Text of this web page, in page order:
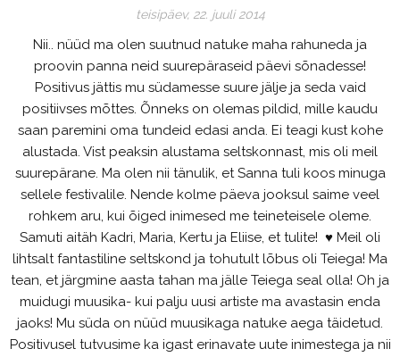
teisipäev, 22. juuli 2014
Nii.. nüüd ma olen suutnud natuke maha rahuneda ja
proovin panna neid suurepäraseid päevi sõnadesse!
Positivus jättis mu südamesse suure jälje ja seda vaid
positiivses mõttes. Õnneks on olemas pildid, mille kaudu
saan paremini oma tundeid edasi anda. Ei teagi kust kohe
alustada. Vist peaksin alustama seltskonnast, mis oli meil
suurepärane. Ma olen nii tänulik, et Sanna tuli koos minuga
sellele festivalile. Nende kolme päeva jooksul saime veel
rohkem aru, kui õiged inimesed me teineteisele oleme.
Samuti aitäh Kadri, Maria, Kertu ja Eliise, et tulite! ♥ Meil oli
lihtsalt fantastiline seltskond ja tohutult lõbus oli Teiega! Ma
tean, et järgmine aasta tahan ma jälle Teiega seal olla! Oh ja
muidugi muusika- kui palju uusi artiste ma avastasin enda
jaoks! Mu süda on nüüd muusikaga natuke aega täidetud.
Positivusel tutvusime ka igast erinavate uute inimestega ja nii